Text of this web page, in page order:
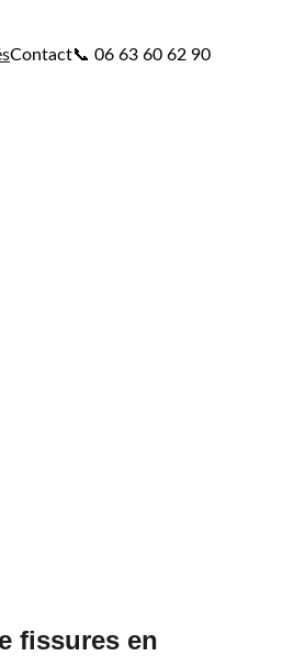
Contact📞 06 63 60 62 90
fissures en